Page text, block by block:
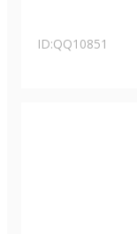
ID:QQ10851